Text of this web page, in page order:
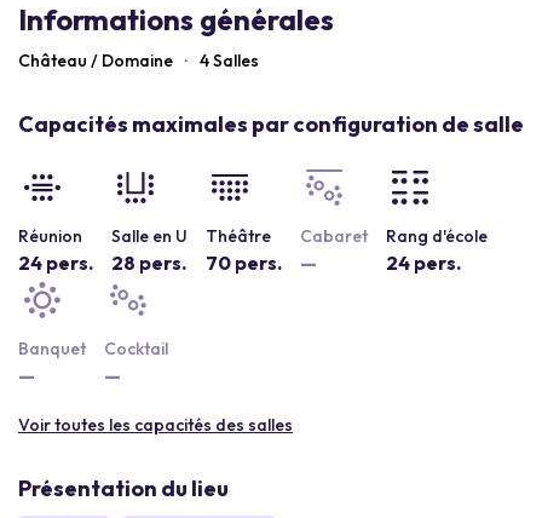
Informations générales
Château / Domaine · 4 Salles
Capacités maximales par configuration de salle
Réunion
24 pers.
Salle en U
28 pers.
Théâtre
70 pers.
Cabaret
—
Rang d'école
24 pers.
Banquet
—
Cocktail
—
Voir toutes les capacités des salles
Présentation du lieu